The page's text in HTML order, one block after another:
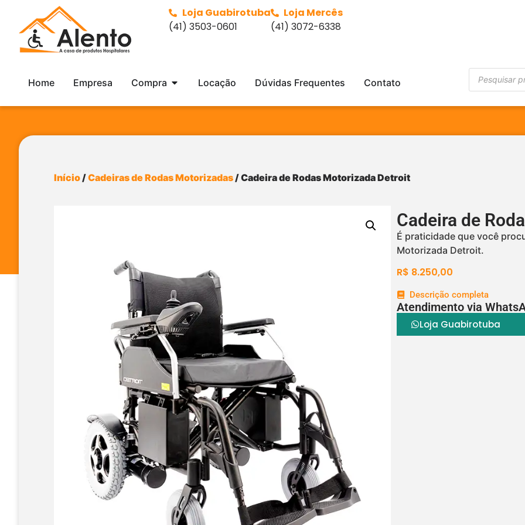
Loja Guabirotuba
(41) 3503-0601
Loja Mercês
(41) 3072-6338
Home Empresa Compra Locação Dúvidas Frequentes Contato
Início /Cadeiras de Rodas Motorizadas / Cadeira de Rodas Motorizada Detroit
Cadeira de
É praticidade que você
Motorizada Detroit.
R$ 8.250,00
Descrição completa
Atendimento via
Loja Guabirotuba